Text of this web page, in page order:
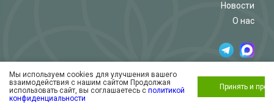
Новости
О нас
© 2026
Обработка и защита персональных данных
Согласие на обработку персональных
данных
Салон-магазин
«Флёр»
Мы используем cookies для улучшения вашего
взаимодействия с нашим сайтом Продолжая
использовать сайт, вы соглашаетесь с политикой
конфиденциальности
Принять и